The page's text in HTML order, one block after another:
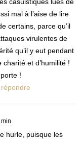
mal à l’aise de lire
certains, parce qu’il
virulentes de
qu’il y eut pendant
et d’humilité !
!
hurle, puisque les